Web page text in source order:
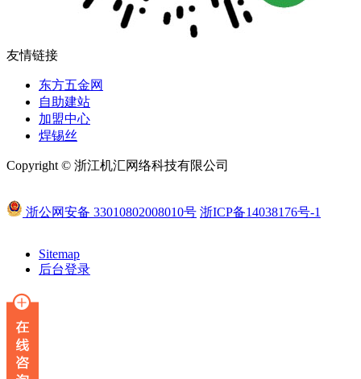
友情链接
东方五金网
自助建站
加盟中心
焊锡丝
Copyright © 浙江机汇网络科技有限公司
浙公网安备 33010802008010号 浙ICP备14038176号-1
Sitemap
后台登录